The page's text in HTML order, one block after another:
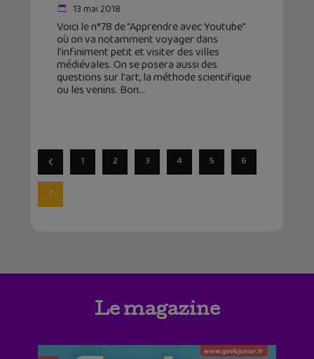
13 mai 2018
Voici le n°78 de "Apprendre avec Youtube"
où on va notamment voyager dans
l'infiniment petit et visiter des villes
médiévales. On se posera aussi des
questions sur l'art, la méthode scientifique
ou les venins. Bon
1 2 3 4 5 6
7
Le magazine